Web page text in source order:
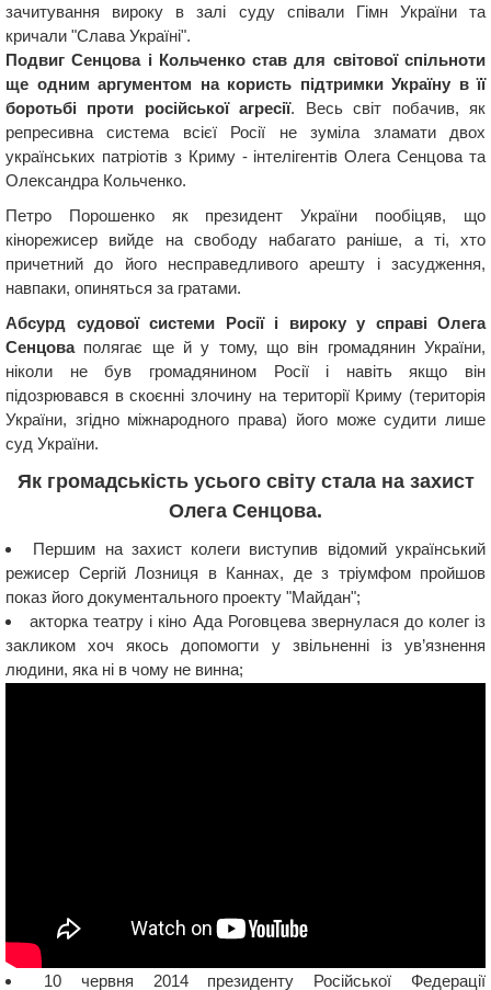
зачитування вироку в залі суду співали Гімн України та
кричали "Слава Україні".
Подвиг Сенцова і Кольченко став для світової спільноти
ще одним аргументом на користь підтримки Україну в її
боротьбі проти російської агресії. Весь світ побачив, як
репресивна система всієї Росії не зуміла зламати двох
українських патріотів з Криму - інтелігентів Олега Сенцова та
Олександра Кольченко.
Петро Порошенко як президент України пообіцяв, що
кінорежисер вийде на свободу набагато раніше, а ті, хто
причетний до його несправедливого арешту і засудження,
навпаки, опиняться за гратами.
Абсурд судової системи Росії і вироку у справі Олега
Сенцоваполягає ще й у тому, що він громадянин України,
ніколи не був громадянином Росії і навіть якщо він
підозрювався в скоєнні злочину на території Криму (територія
України, згідно міжнародного права) його може судити лише
суд України.
Як громадськість усього світу стала на захист
Олега Сенцова.
Першим на захист колеги виступив відомий український
режисер Сергій Лозниця в Каннах, де з тріумфом пройшов
показ його документального проекту "Майдан";
акторка театру і кіно Ада Роговцева звернулася до колег із
закликом хоч якось допомогти у звільненні із ув’язнення
людини, яка ні в чому не винна;
10 червня 2014 президенту Російської Федерації